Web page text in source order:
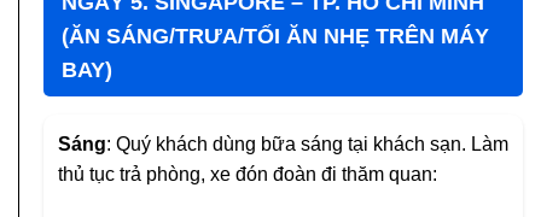
(ĂN SÁNG/TRƯA/TỐI ĂN NHẸ TRÊN MÁY
BAY)
Sáng: Quý khách dùng bữa sáng tại khách sạn. Làm
thủ tục trả phòng, xe đón đoàn đi thăm quan: